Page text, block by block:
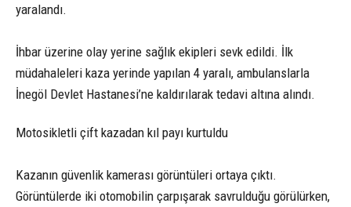
yaralandı.
İhbar üzerine olay yerine sağlık ekipleri sevk edildi. İlk
müdahaleleri kaza yerinde yapılan 4 yaralı, ambulanslarla
İnegöl Devlet Hastanesi’ne kaldırılarak tedavi altına alındı.
Motosikletli çift kazadan kıl payı kurtuldu
Kazanın güvenlik kamerası görüntüleri ortaya çıktı.
Görüntülerde iki otomobilin çarpışarak savrulduğu görülürken,